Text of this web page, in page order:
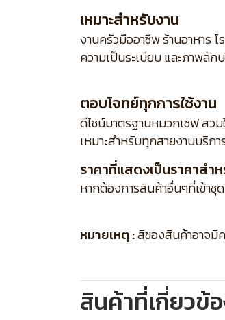
เหมาะสำหรับงาน
งานครัวมืออาชีพ ร้านอาหาร
ความเป็นระเบียบ และภาพลั
ตอบโจทย์ทุกการใช้งาน
ดีไซน์มาตรฐานหมวกเชฟ สว
เหมาะสำหรับทุกสายงานบริก
ราคาที่แสดงเป็นราคาสำ
หากต้องการสินค้าอื่นๆที่เข้า
หมายเหตุ :สีของสินค้าอาจมี
สินค้าที่เกี่ยวข้